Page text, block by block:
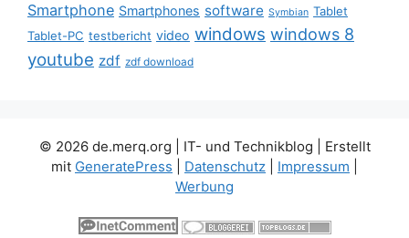
Smartphone Smartphones software Symbian Tablet
Tablet-PC testbericht video windows windows 8
youtube zdf zdf download
© 2026 de.merq.org | IT- und Technikblog | Erstellt
mit GeneratePress Datenschutz Impressum
Werbung